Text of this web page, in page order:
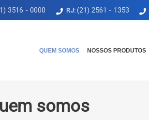
3516 - 0000 RJ:(21) 2561 - 1353
QUEM SOMOS NOSSOS PRODUTOS
somos